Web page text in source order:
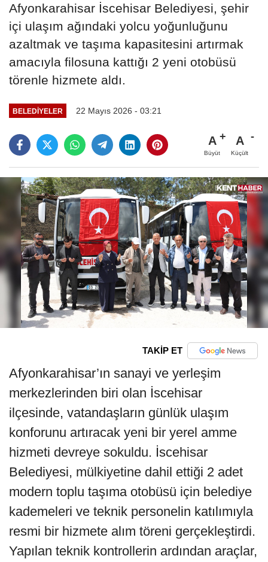
Afyonkarahisar İscehisar Belediyesi, şehir
içi ulaşım ağındaki yolcu yoğunluğunu
azaltmak ve taşıma kapasitesini artırmak
amacıyla filosuna kattığı 2 yeni otobüsü
törenle hizmete aldı.
BELEDIYELER 22 Mayıs 2026 - 03:21
A
Büyüt
A
Küçült
TAKİP ET
Afyonkarahisar’ın sanayi ve yerleşim
merkezlerinden biri olan İscehisar
ilçesinde, vatandaşların günlük ulaşım
konforunu artıracak yeni bir yerel amme
hizmeti devreye sokuldu. İscehisar
Belediyesi, mülkiyetine dahil ettiği 2 adet
modern toplu taşıma otobüsü için belediye
kademeleri ve teknik personelin katılımıyla
resmi bir hizmete alım töreni gerçekleştirdi.
Yapılan teknik kontrollerin ardından araçlar,